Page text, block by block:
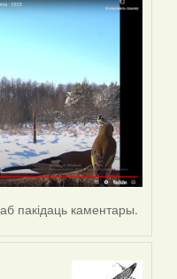
пакідаць каментары.